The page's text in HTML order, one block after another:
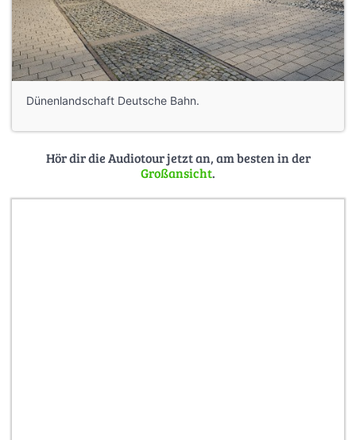
Dünenlandschaft Deutsche Bahn.
Hör dir die Audiotour jetzt an, am besten in der
Großansicht.